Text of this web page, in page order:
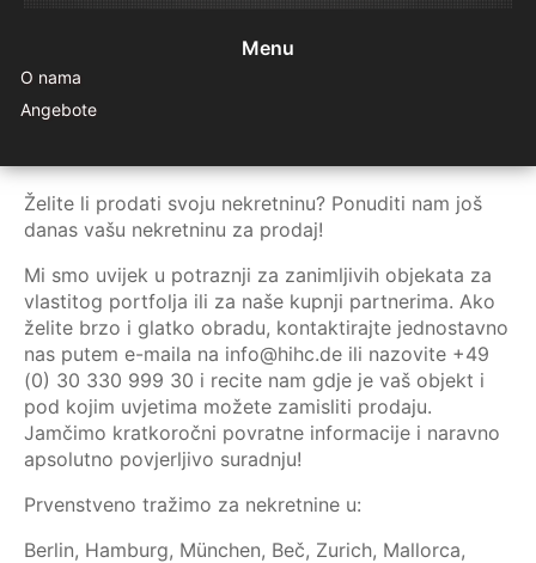
Menu
O nama
Angebote
Želite li prodati svoju nekretninu? Ponuditi nam još
danas vašu nekretninu za prodaj!
Mi smo uvijek u potraznji za zanimljivih objekata za
vlastitog portfolja ili za naše kupnji partnerima. Ako
želite brzo i glatko obradu, kontaktirajte jednostavno
nas putem e-maila na info@hihc.de ili nazovite +49
(0) 30 330 999 30 i recite nam gdje je vaš objekt i
pod kojim uvjetima možete zamisliti prodaju.
Jamčimo kratkoročni povratne informacije i naravno
apsolutno povjerljivo suradnju!
Prvenstveno tražimo za nekretnine u:
Berlin, Hamburg, München, Beč, Zurich, Mallorca,